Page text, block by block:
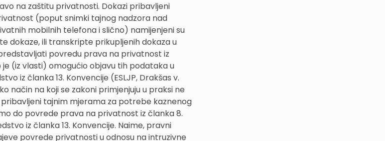
na zaštitu privatnosti. Dokazi pribavljeni
(poput snimki tajnog nadzora nad
mobilnih telefona i slično) namijenjeni su
dokaze, ili transkripte prikupljenih dokaza u
povredu prava na privatnost iz
(iz vlasti) omogućio objavu tih podataka u
iz članka 13. Konvencije (ESLJP, Drakšas v.
način na koji se zakoni primjenjuju u praksi ne
tajnim mjerama za potrebe kaznenog
do povrede prava na privatnost iz članka 8.
iz članka 13. Konvencije. Naime, pravni
povrede privatnosti u odnosu na intruzivne